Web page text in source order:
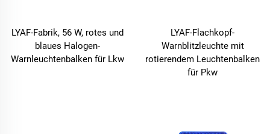
LYAF-Fabrik, 56 W, rotes und
blaues Halogen-
Warnleuchtenbalken für Lkw
LYAF-Flachkopf-
Warnblitzleuchte mit
rotierendem Leuchtenbalken
für Pkw